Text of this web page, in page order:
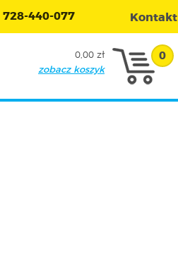
728-440-077 Kontakt
0,00 zł
zobacz koszyk
0